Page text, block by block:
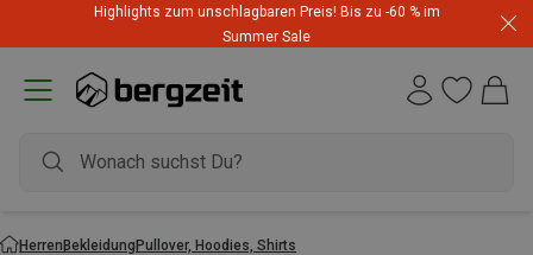
Highlights zum unschlagbaren Preis! Bis zu -60 % im
Summer Sale
HerrenBekleidungPullover, Hoodies, Shirts